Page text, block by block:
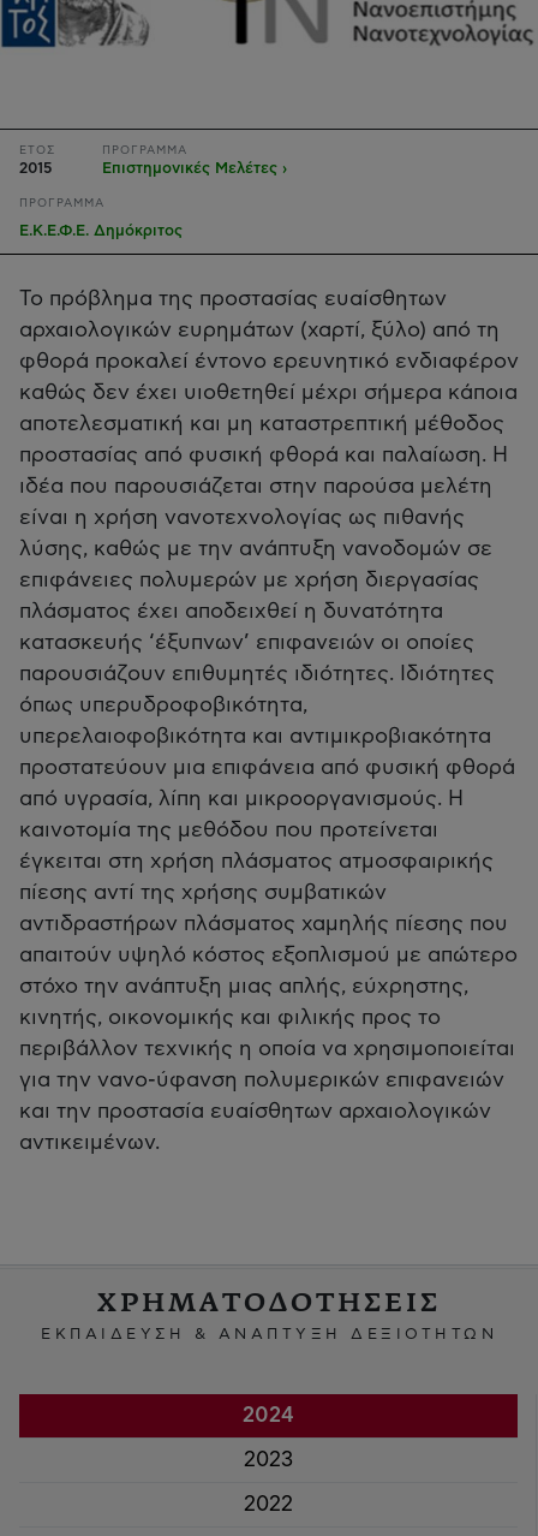
ΕΤΟΣ
2015
ΠΡΟΓΡΑΜΜΑ
Επιστημονικές Μελέτες ›
ΠΡΟΓΡΑΜΜΑ
Ε.Κ.Ε.Φ.Ε. Δημόκριτος
Το πρόβλημα της προστασίας ευαίσθητων
αρχαιολογικών ευρημάτων (χαρτί, ξύλο) από τη
φθορά προκαλεί έντονο ερευνητικό ενδιαφέρον
καθώς δεν έχει υιοθετηθεί μέχρι σήμερα κάποια
αποτελεσματική και μη καταστρεπτική μέθοδος
προστασίας από φυσική φθορά και παλαίωση. Η
ιδέα που παρουσιάζεται στην παρούσα μελέτη
είναι η χρήση νανοτεχνολογίας ως πιθανής
λύσης, καθώς με την ανάπτυξη νανοδομών σε
επιφάνειες πολυμερών με χρήση διεργασίας
πλάσματος έχει αποδειχθεί η δυνατότητα
κατασκευής ‘έξυπνων’ επιφανειών οι οποίες
παρουσιάζουν επιθυμητές ιδιότητες. Ιδιότητες
όπως υπερυδροφοβικότητα,
υπερελαιοφοβικότητα και αντιμικροβιακότητα
προστατεύουν μια επιφάνεια από φυσική φθορά
από υγρασία, λίπη και μικροοργανισμούς. Η
καινοτομία της μεθόδου που προτείνεται
έγκειται στη χρήση πλάσματος ατμοσφαιρικής
πίεσης αντί της χρήσης συμβατικών
αντιδραστήρων πλάσματος χαμηλής πίεσης που
απαιτούν υψηλό κόστος εξοπλισμού με απώτερο
στόχο την ανάπτυξη μιας απλής, εύχρηστης,
κινητής, οικονομικής και φιλικής προς το
περιβάλλον τεχνικής η οποία να χρησιμοποιείται
για την νανο-ύφανση πολυμερικών επιφανειών
και την προστασία ευαίσθητων αρχαιολογικών
αντικειμένων.
ΧΡΗΜΑΤΟΔΟΤΗΣΕΙΣ
ΕΚΠΑΙΔΕΥΣΗ & ΑΝΑΠΤΥΞΗ ΔΕΞΙΟΤΗΤΩΝ
2024
2023
2022